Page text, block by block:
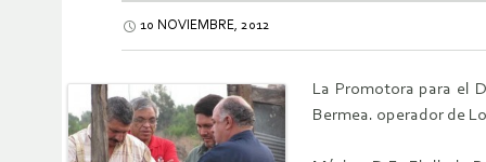
10 NOVIEMBRE, 2012
La Promotora para el
Bermea. operador de